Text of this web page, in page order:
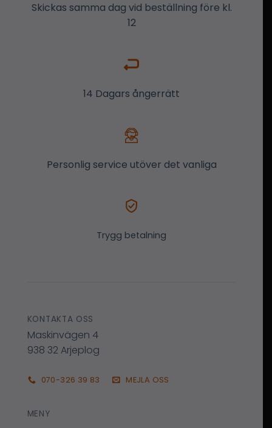
Skickas samma dag vid beställning före kl.
12
14 Dagars ångerrätt
Personlig service utöver det vanliga
Trygg betalning
KONTAKTA OSS
Maskinvägen 4
938 32 Arjeplog
070-326 39 83 MEJLA OSS
MENY